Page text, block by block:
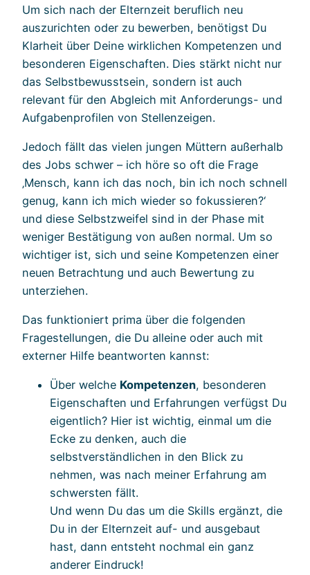
Um sich nach der Elternzeit beruflich neu
auszurichten oder zu bewerben, benötigst Du
Klarheit über Deine wirklichen Kompetenzen und
besonderen Eigenschaften. Dies stärkt nicht nur
das Selbstbewusstsein, sondern ist auch
relevant für den Abgleich mit Anforderungs- und
Aufgabenprofilen von Stellenzeigen.
Jedoch fällt das vielen jungen Müttern außerhalb
des Jobs schwer – ich höre so oft die Frage
‚Mensch, kann ich das noch, bin ich noch schnell
genug, kann ich mich wieder so fokussieren?‘
und diese Selbstzweifel sind in der Phase mit
weniger Bestätigung von außen normal. Um so
wichtiger ist, sich und seine Kompetenzen einer
neuen Betrachtung und auch Bewertung zu
unterziehen.
Das funktioniert prima über die folgenden
Fragestellungen, die Du alleine oder auch mit
externer Hilfe beantworten kannst:
Über welche Kompetenzen, besonderen
Eigenschaften und Erfahrungen verfügst Du
eigentlich? Hier ist wichtig, einmal um die
Ecke zu denken, auch die
selbstverständlichen in den Blick zu
nehmen, was nach meiner Erfahrung am
schwersten fällt.
Und wenn Du das um die Skills ergänzt, die
Du in der Elternzeit auf- und ausgebaut
hast, dann entsteht nochmal ein ganz
anderer Eindruck!